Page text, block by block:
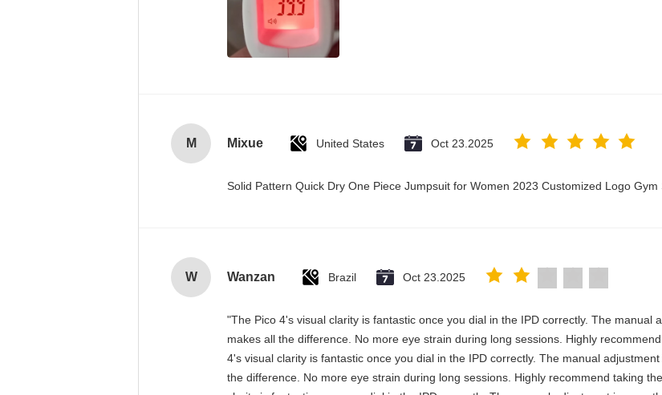
M Mixue United States Oct 23.2025
Solid Pattern Quick Dry One Piece Jumpsuit for Women 2023 Customized Logo Gym
W Wanzan Brazil Oct 23.2025
"The Pico 4's visual clarity is fantastic once you dial in the IPD correctly. The manual
makes all the difference. No more eye strain during long sessions. Highly
4's visual clarity is fantastic once you dial in the IPD correctly. The manual
the difference. No more eye strain during long sessions. Highly recommend taking